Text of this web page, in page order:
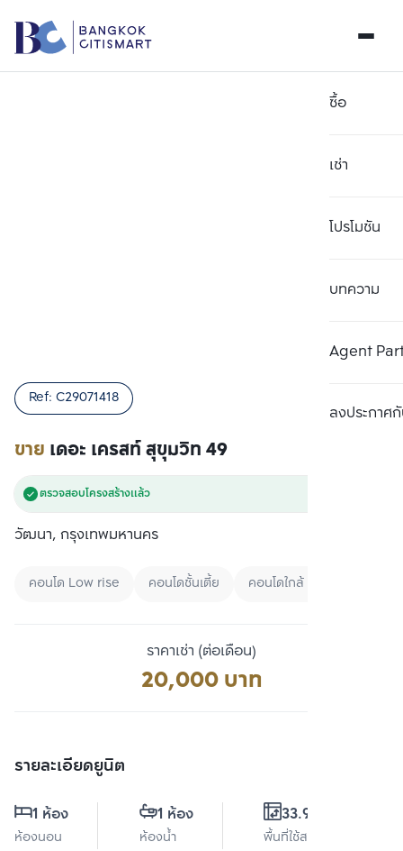
ซื้อ
เช่า
โปรโมชัน
บทความ
Agent
ลงประกาศกั
ขาย เดอะ เครสท์ สุขุมวิท 49
Ref: C29071418
ตรวจสอบโครงสร้างแล้ว
วัฒนา, กรุงเทพมหานคร
คอนโด Low rise คอนโดชั้นเตี้ย คอนโดใกล้ BTS
ราคาเช่า (ต่อเดือน)
20,000 บาท
รายละเอียดยูนิต
1 ห้อง
ห้องนอน
1 ห้อง
ห้องน้ำ
33.92 ตร.ม.
พื้นที่ใช้สอย